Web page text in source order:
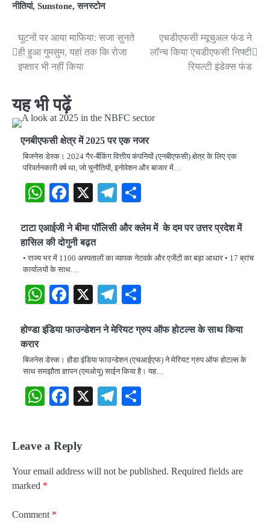
नीतियां, Sunstone,सनस्टोन
Post
navigation
घुटनों पर आया माफिया: सजा सुनते
ही हुआ गुमसुम, यहां तक कि रोजा
इफ्तार भी नहीं किया
एचडीएफसी म्यूचुअल फंड ने
लॉन्च किया एचडीएफसी निफ्टी
रियल्टी इंडेक्स फंड
यह भी पढ़ें
एनबीएफसी क्षेत्र में 2025 पर एक नजर
बिजनेस डेस्क। 2024 गैर-बैंकिंग वित्तीय कंपनियों (एनबीएफसी) क्षेत्र के लिए एक
परिवर्तनकारी वर्ष था, जो चुनौतियों, इनोवेशन और बाजार में…
WhatsApp
Facebook
X Telegram
टाटा एआईजी ने बीमा पॉलिसी और क्लेम में के दम पर उत्तर प्रदेश में
हासिल की दोगुनी बढ़त
• राज्य भर में 1100 अस्पतालों का व्यापक नेटवर्क और एजेंटों का बड़ा आधार • 17 ब्रांच
कार्यालयों के साथ…
WhatsApp
Facebook
X Telegram
होण्डा इंडिया फाउन्डेशन ने मेरियट ग्रुप ऑफ होटल्स के साथ किया
करार
बिजनेस डेस्क। होंडा इंडिया फाउन्डेशन (एचआईएफ) ने मेरियट ग्रुप ऑफ होटल्स के
साथ समझौता ज्ञापन (एमओयू) साईन किया है। यह…
WhatsApp
Facebook
X Telegram
Leave a Reply
Your email address will not be published. Required fields are
marked *
Comment *